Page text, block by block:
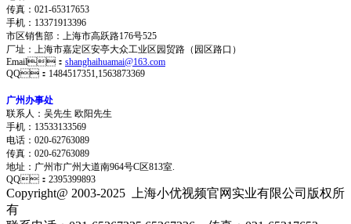
传真：021-65317653
手机：13371913396
市区销售部：上海市高跃路176号525
厂址：上海市嘉定区安亭大众工业区园贸路（园区路口）
Email： shanghaihuamai@163.com
QQ：1484517351,1563873369
广州办事处
联系人：吴先生 欧阳先生
手机：13533133569
电话：020-62763089
传真：020-62763089
地址： 广州市广州大道南964号C区813室.
QQ：2395399893
Copyright@ 2003-2025 上海小优视频官网实业有限公司 版权所
有